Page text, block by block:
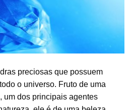
preciosas que possuem
o universo. Fruto de uma
um dos principais agentes